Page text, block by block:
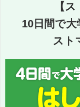
【
10日間で大
スト